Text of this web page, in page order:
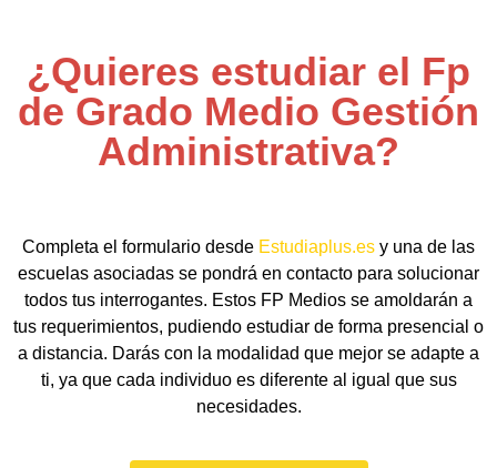
¿Quieres estudiar el Fp
de Grado Medio Gestión
Administrativa?
Completa el formulario desde Estudiaplus.es y una de las
escuelas asociadas se pondrá en contacto para solucionar
todos tus interrogantes. Estos FP Medios se amoldarán a
tus requerimientos, pudiendo estudiar de forma presencial o
a distancia. Darás con la modalidad que mejor se adapte a
ti, ya que cada individuo es diferente al igual que sus
necesidades.